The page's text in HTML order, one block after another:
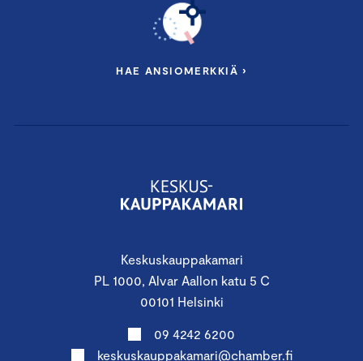
Keskuskauppakamari
PL 1000, Alvar Aallon katu 5 C
00101 Helsinki
09 4242 6200
keskuskauppakamari@chamber.fi
HAE ANSIOMERKKIÄ ›